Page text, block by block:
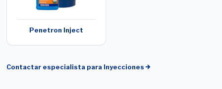
Penetron Inject
Contactar especialista para Inyecciones